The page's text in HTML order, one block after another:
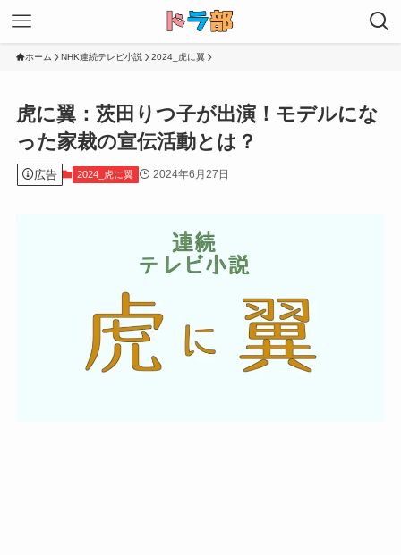
ホーム NHK連続テレビ小説 2024_虎に翼
虎に翼：茨田りつ子が出演！モデルにな
った家裁の宣伝活動とは？
広告 2024_虎に翼 2024年6月27日